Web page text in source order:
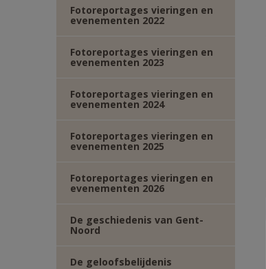
Fotoreportages vieringen en
evenementen 2022
Fotoreportages vieringen en
evenementen 2023
Fotoreportages vieringen en
evenementen 2024
Fotoreportages vieringen en
evenementen 2025
Fotoreportages vieringen en
evenementen 2026
De geschiedenis van Gent-
Noord
De geloofsbelijdenis